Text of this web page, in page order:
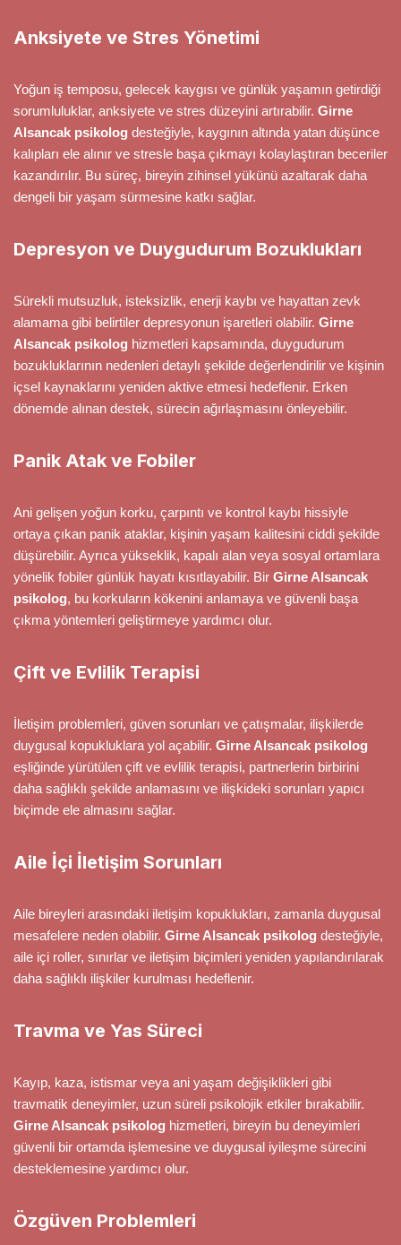
Anksiyete ve Stres Yönetimi
Yoğun iş temposu, gelecek kaygısı ve günlük yaşamın getirdiği
sorumluluklar, anksiyete ve stres düzeyini artırabilir. Girne
Alsancak psikolog desteğiyle, kaygının altında yatan düşünce
kalıpları ele alınır ve stresle başa çıkmayı kolaylaştıran beceriler
kazandırılır. Bu süreç, bireyin zihinsel yükünü azaltarak daha
dengeli bir yaşam sürmesine katkı sağlar.
Depresyon ve Duygudurum Bozuklukları
Sürekli mutsuzluk, isteksizlik, enerji kaybı ve hayattan zevk
alamama gibi belirtiler depresyonun işaretleri olabilir. Girne
Alsancak psikolog hizmetleri kapsamında, duygudurum
bozukluklarının nedenleri detaylı şekilde değerlendirilir ve kişinin
içsel kaynaklarını yeniden aktive etmesi hedeflenir. Erken
dönemde alınan destek, sürecin ağırlaşmasını önleyebilir.
Panik Atak ve Fobiler
Ani gelişen yoğun korku, çarpıntı ve kontrol kaybı hissiyle
ortaya çıkan panik ataklar, kişinin yaşam kalitesini ciddi şekilde
düşürebilir. Ayrıca yükseklik, kapalı alan veya sosyal ortamlara
yönelik fobiler günlük hayatı kısıtlayabilir. Bir Girne Alsancak
psikolog, bu korkuların kökenini anlamaya ve güvenli başa
çıkma yöntemleri geliştirmeye yardımcı olur.
Çift ve Evlilik Terapisi
İletişim problemleri, güven sorunları ve çatışmalar, ilişkilerde
duygusal kopukluklara yol açabilir. Girne Alsancak psikolog
eşliğinde yürütülen çift ve evlilik terapisi, partnerlerin birbirini
daha sağlıklı şekilde anlamasını ve ilişkideki sorunları yapıcı
biçimde ele almasını sağlar.
Aile İçi İletişim Sorunları
Aile bireyleri arasındaki iletişim kopuklukları, zamanla duygusal
mesafelere neden olabilir. Girne Alsancak psikolog desteğiyle,
aile içi roller, sınırlar ve iletişim biçimleri yeniden yapılandırılarak
daha sağlıklı ilişkiler kurulması hedeflenir.
Travma ve Yas Süreci
Kayıp, kaza, istismar veya ani yaşam değişiklikleri gibi
travmatik deneyimler, uzun süreli psikolojik etkiler bırakabilir.
Girne Alsancak psikolog hizmetleri, bireyin bu deneyimleri
güvenli bir ortamda işlemesine ve duygusal iyileşme sürecini
desteklemesine yardımcı olur.
Özgüven Problemleri